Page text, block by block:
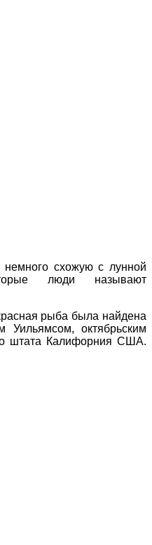
схожую с лунной
люди называют
рыба была найдена
октябрьским
штата Калифорния США.